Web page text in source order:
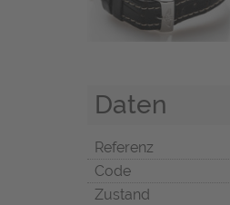
Daten
Referenz
Code
Zustand